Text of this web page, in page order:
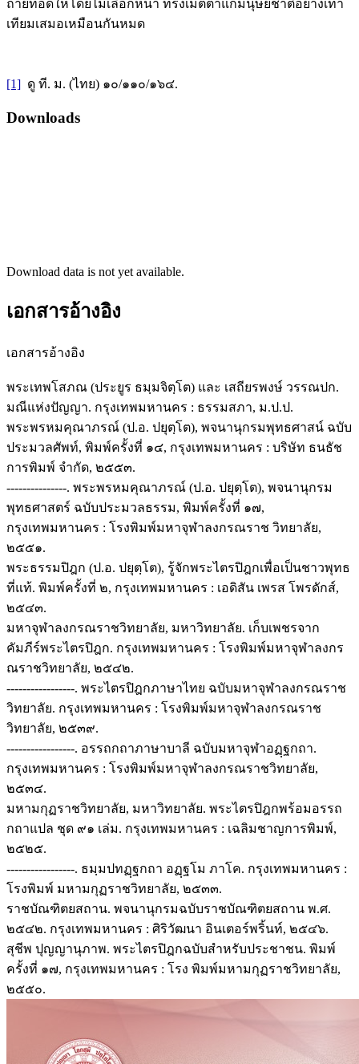
ถ่ายทอดให้โดยไม่เลือกหน้า ทรงเมตตาแก่มนุษยชาติอย่างเท่า
เทียมเสมอเหมือนกันหมด
[1] ดู ที. ม. (ไทย) ๑๐/๑๑๐/๑๖๔.
Downloads
Download data is not yet available.
เอกสารอ้างอิง
เอกสารอ้างอิง
พระเทพโสภณ (ประยูร ธมฺมจิตฺโต) และ เสถียรพงษ์ วรรณปก.
มณีแห่งปัญญา. กรุงเทพมหานคร : ธรรมสภา, ม.ป.ป.
พระพรหมคุณาภรณ์ (ป.อ. ปยุตฺโต), พจนานุกรมพุทธศาสน์ ฉบับ
ประมวลศัพท์, พิมพ์ครั้งที่ ๑๔, กรุงเทพมหานคร : บริษัท ธนธัช
การพิมพ์ จำกัด, ๒๕๕๓.
---------------. พระพรหมคุณาภรณ์ (ป.อ. ปยุตฺโต), พจนานุกรม
พุทธศาสตร์ ฉบับประมวลธรรม, พิมพ์ครั้งที่ ๑๗,
กรุงเทพมหานคร : โรงพิมพ์มหาจุฬาลงกรณราช วิทยาลัย,
๒๕๕๑.
พระธรรมปิฎก (ป.อ. ปยุตฺโต), รู้จักพระไตรปิฎกเพื่อเป็นชาวพุทธ
ที่แท้. พิมพ์ครั้งที่ ๒, กรุงเทพมหานคร : เอดิสัน เพรส โพรดักส์,
๒๕๔๓.
มหาจุฬาลงกรณราชวิทยาลัย, มหาวิทยาลัย. เก็บเพชรจาก
คัมภีร์พระไตรปิฎก. กรุงเทพมหานคร : โรงพิมพ์มหาจุฬาลงกร
ณราชวิทยาลัย, ๒๕๔๒.
-----------------. พระไตรปิฎกภาษาไทย ฉบับมหาจุฬาลงกรณราช
วิทยาลัย. กรุงเทพมหานคร : โรงพิมพ์มหาจุฬาลงกรณราช
วิทยาลัย, ๒๕๓๙.
-----------------. อรรถกถาภาษาบาลี ฉบับมหาจุฬาอฏฺฐกถา.
กรุงเทพมหานคร : โรงพิมพ์มหาจุฬาลงกรณราชวิทยาลัย,
๒๕๓๔.
มหามกุฏราชวิทยาลัย, มหาวิทยาลัย. พระไตรปิฎกพร้อมอรรถ
กถาแปล ชุด ๙๑ เล่ม. กรุงเทพมหานคร : เฉลิมชาญการพิมพ์,
๒๕๒๕.
-----------------. ธมฺมปทฏฺฐกถา อฏฺฐโม ภาโค. กรุงเทพมหานคร :
โรงพิมพ์ มหามกุฏราชวิทยาลัย, ๒๕๓๓.
ราชบัณฑิตยสถาน. พจนานุกรมฉบับราชบัณฑิตยสถาน พ.ศ.
๒๕๔๒. กรุงเทพมหานคร : ศิริวัฒนา อินเตอร์พริ้นท์, ๒๕๔๖.
สุชีพ ปุญญานุภาพ. พระไตรปิฎกฉบับสำหรับประชาชน. พิมพ์
ครั้งที่ ๑๗, กรุงเทพมหานคร : โรง พิมพ์มหามกุฏราชวิทยาลัย,
๒๕๕๐.